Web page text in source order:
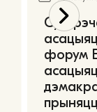
форум